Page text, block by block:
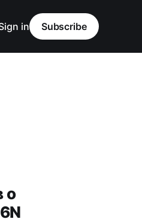
in Subscribe
о